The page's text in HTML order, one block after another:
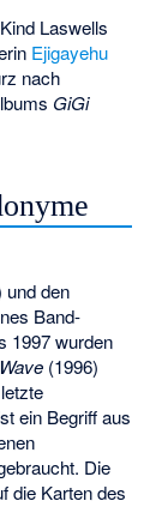
Laswells
Ejigayehu
nach
GiGi
und den
Band-
1997 wurden
(1996)
ein Begriff aus
Die
die Karten des